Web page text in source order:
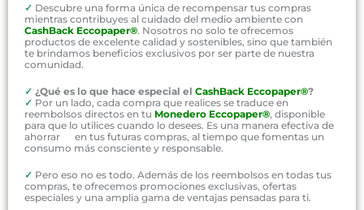
✓ Descubre una forma única de recompensar tus compras
mientras contribuyes al cuidado del medio ambiente con
CashBack Eccopaper®. Nosotros no solo te ofrecemos
productos de excelente calidad y sostenibles, sino que también
te brindamos beneficios exclusivos por ser parte de nuestra
comunidad.
✓ ¿Qué es lo que hace especial el CashBack Eccopaper®?
✓ Por un lado, cada compra que realices se traduce en
reembolsos directos en tu Monedero Eccopaper®, disponible
para que lo utilices cuando lo desees. Es una manera efectiva de
ahorrar en tus futuras compras, al tiempo que fomentas un
consumo más consciente y responsable.
✓ Pero eso no es todo. Además de los reembolsos en todas tus
compras, te ofrecemos promociones exclusivas, ofertas
especiales y una amplia gama de ventajas pensadas para ti.